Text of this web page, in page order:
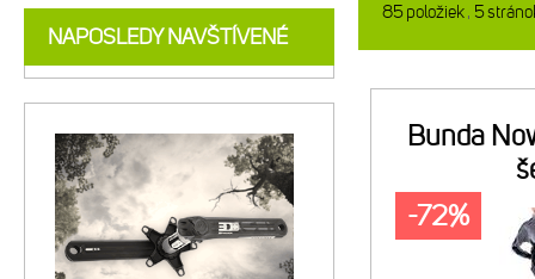
85položiek 5
Bunda
-72%
NAPOSLEDY NAVŠTÍVENÉ